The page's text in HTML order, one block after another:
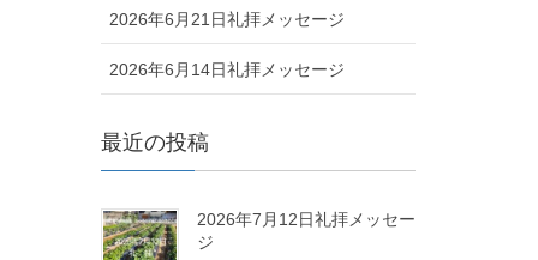
2026年6月21日礼拝メッセージ
2026年6月14日礼拝メッセージ
最近の投稿
2026年7月12日礼拝メッセー
ジ